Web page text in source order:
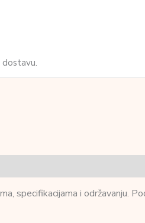
specifikacijama i održavanju.